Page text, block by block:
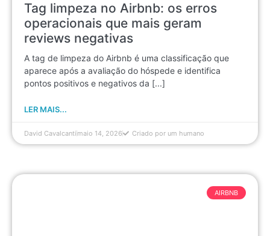
Tag limpeza no Airbnb: os erros
operacionais que mais geram
reviews negativas
A tag de limpeza do Airbnb é uma classificação que
aparece após a avaliação do hóspede e identifica
pontos positivos e negativos da [...]
LER MAIS...
David Cavalcanti maio 14, 2026 Criado por um humano
AIRBNB